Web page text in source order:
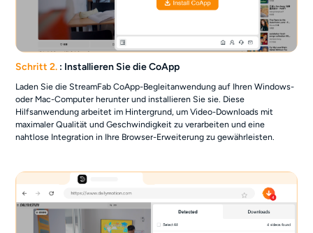
Schritt 2. : Installieren Sie die CoApp
Laden Sie die StreamFab CoApp-Begleitanwendung auf Ihren Windows-
oder Mac-Computer herunter und installieren Sie sie. Diese
Hilfsanwendung arbeitet im Hintergrund, um Video-Downloads mit
maximaler Qualität und Geschwindigkeit zu verarbeiten und eine
nahtlose Integration in Ihre Browser-Erweiterung zu gewährleisten.